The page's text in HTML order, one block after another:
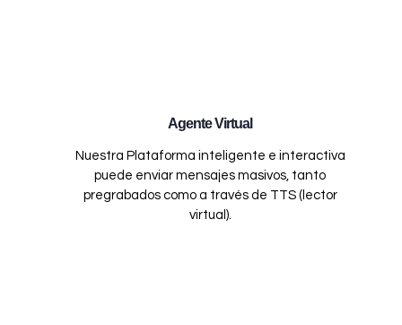
Agente Virtual
Nuestra Plataforma inteligente e interactiva
puede enviar mensajes masivos, tanto
pregrabados como a través de TTS (lector
virtual).